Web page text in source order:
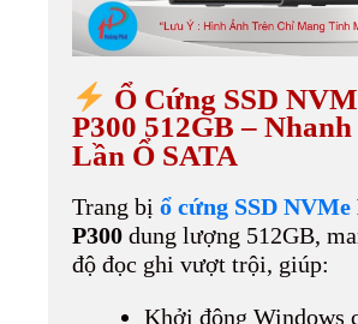
Ổ Cứng SSD
P300 512GB –
Lần Ổ SATA
Trang bị ổ cứng SSD NVMe
P300 dung lượng 512GB,
độ đọc ghi vượt trội, giúp:
Khởi động Windows